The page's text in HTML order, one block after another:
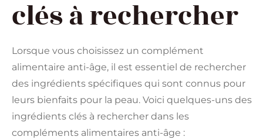
clés à rechercher
Lorsque vous choisissez un complément
alimentaire anti-âge, il est essentiel de rechercher
des ingrédients spécifiques qui sont connus pour
leurs bienfaits pour la peau. Voici quelques-uns des
ingrédients clés à rechercher dans les
compléments alimentaires anti-âge :